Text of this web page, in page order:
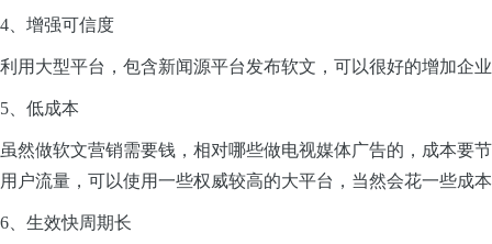
4、增强可信度
利用大型平台，包含新闻源平台发布软文，可以很好的增加企
5、低成本
虽然做软文营销需要钱，相对哪些做电视媒体广告的，成本要
用户流量，可以使用一些权威较高的大平台，当然会花一些成
6、生效快周期长